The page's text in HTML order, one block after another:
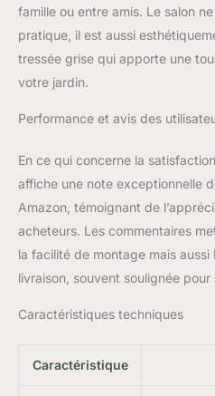
famille ou entre amis. Le salon
pratique, il est aussi
tressée grise qui apporte une
votre jardin.
Performance et avis des
En ce qui concerne la
affiche une note exceptionnelle
Amazon, témoignant de
acheteurs. Les commentaires
la facilité de montage mais
livraison, souvent soulignée
Caractéristiques techniques
Caractéristique